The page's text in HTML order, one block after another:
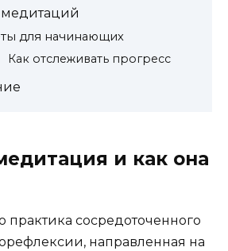
для начинающих
Как отслеживать прогресс
и как она
практика сосредоточенного
направленная на